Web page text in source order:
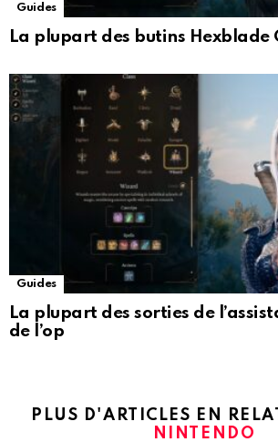
Guides
La plupart des butins Hexblade
Guides
La plupart des sorties de
de l’op
PLUS D'ARTICLES EN
NINTENDO